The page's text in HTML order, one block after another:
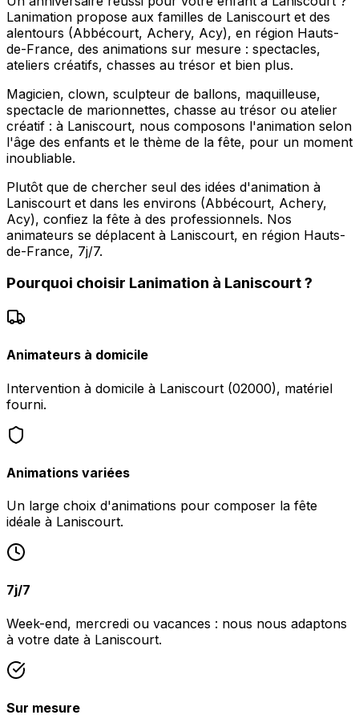
Lanimation propose aux familles de Laniscourt et des
alentours (Abbécourt, Achery, Acy), en région Hauts-
de-France, des animations sur mesure : spectacles,
ateliers créatifs, chasses au trésor et bien plus.
Magicien, clown, sculpteur de ballons, maquilleuse,
spectacle de marionnettes, chasse au trésor ou atelier
créatif : à Laniscourt, nous composons l'animation selon
l'âge des enfants et le thème de la fête, pour un moment
inoubliable.
Plutôt que de chercher seul des idées d'animation à
Laniscourt et dans les environs (Abbécourt, Achery,
Acy), confiez la fête à des professionnels. Nos
animateurs se déplacent à Laniscourt, en région Hauts-
de-France, 7j/7.
Pourquoi choisir Lanimation à Laniscourt?
Animateurs à domicile
Intervention à domicile à Laniscourt (02000), matériel
fourni.
Animations variées
Un large choix d'animations pour composer la fête
idéale à Laniscourt.
7j/7
Week-end, mercredi ou vacances : nous nous adaptons
à votre date à Laniscourt.
Sur mesure